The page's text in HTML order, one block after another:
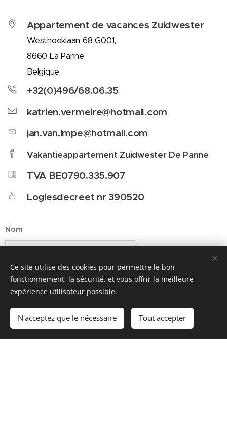
Appartement de vacances Zuidwester
Westhoeklaan 68 G001,
8660 La Panne
Belgique
+32(0)496/68.06.35
katrien.vermeire@hotmail.com
jan.van.impe@hotmail.com
Vakantieappartement Zuidwester De Panne
TVA BE0790.335.907
Logiesdecreet nr 390520
Nom
E-mail
Message
Ce site utilise des cookies pour permettre le bon
fonctionnement, la sécurité, et vous offrir la meilleure
expérience utilisateur possible.
N'acceptez que le nécessaire Tout accepter